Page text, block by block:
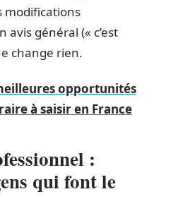
modifications
avis général (« c’est
change rien.
opportunités
à saisir en France
:
qui font le